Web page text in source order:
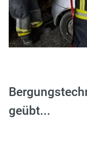
geübt...